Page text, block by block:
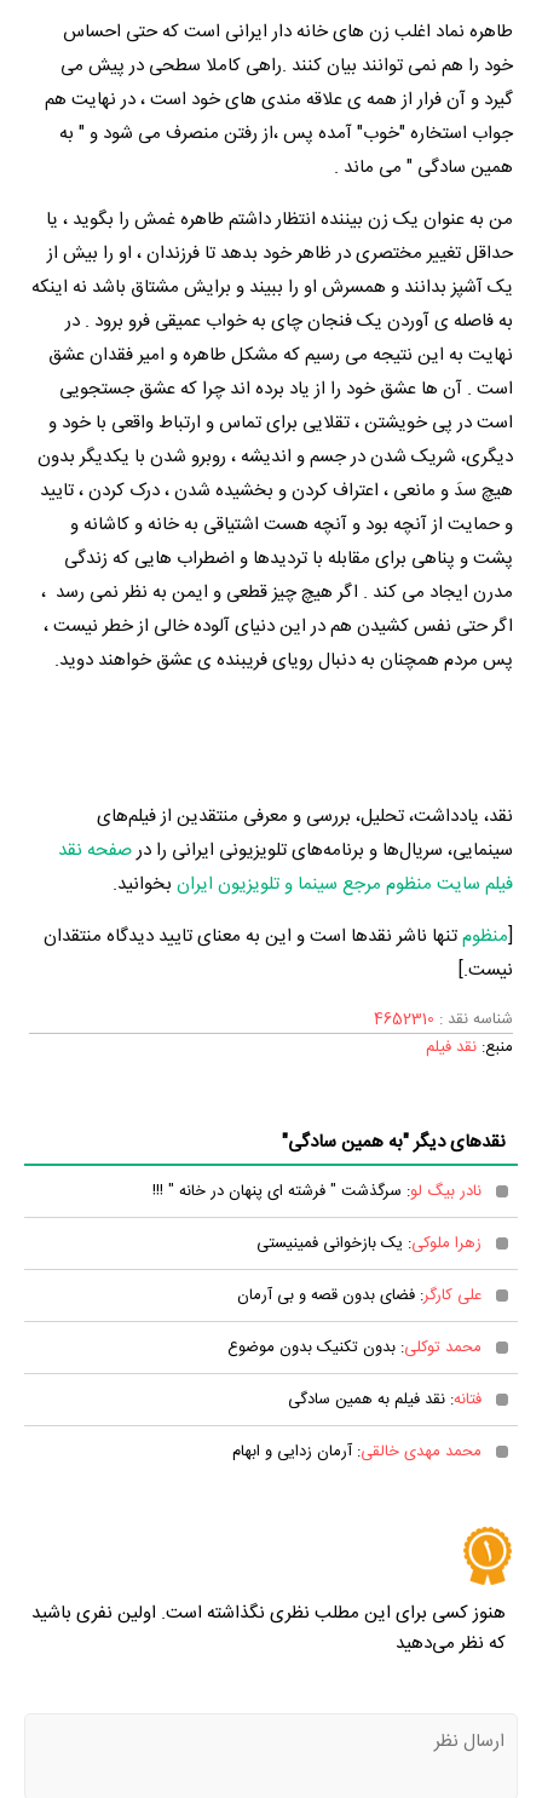
طاهره نماد اغلب زن های خانه دار ایرانی است که حتی احساس
خود را هم نمی توانند بیان کنند .راهی کاملا سطحی در پیش می
گیرد و آن فرار از همه ی علاقه مندی های خود است ، در نهایت هم
جواب استخاره "خوب" آمده پس ،از رفتن منصرف می شود و " به
همین سادگی " می ماند .
من به عنوان یک زن بیننده انتظار داشتم طاهره غمش را بگوید ، یا
حداقل تغییر مختصری در ظاهر خود بدهد تا فرزندان ، او را بیش از
یک آشپز بدانند و همسرش او را ببیند و برایش مشتاق باشد نه اینکه
به فاصله ی آوردن یک فنجان چای به خواب عمیقی فرو برود . در
نهایت به این نتیجه می رسیم که مشکل طاهره و امیر فقدان عشق
است . آن ها عشق خود را از یاد برده اند چرا که عشق جستجویی
است در پی خویشتن ، تقلایی برای تماس و ارتباط واقعی با خود و
دیگری، شریک شدن در جسم و اندیشه ، روبرو شدن با یکدیگر بدون
هیچ سدَ و مانعی ، اعتراف کردن و بخشیده شدن ، درک کردن ، تایید
و حمایت از آنچه بود و آنچه هست اشتیاقی به خانه و کاشانه و
پشت و پناهی برای مقابله با تردیدها و اضطراب هایی که زندگی
مدرن ایجاد می کند . اگر هیچ چیز قطعی و ایمن به نظر نمی رسد ،
اگر حتی نفس کشیدن هم در این دنیای آلوده خالی از خطر نیست ،
پس مردم همچنان به دنبال رویای فریبنده ی عشق خواهند دوید.
نقد، یادداشت، تحلیل، بررسی و معرفی منتقدین از فیلم‌های
سینمایی، سریال‌ها و برنامه‌های تلویزیونی ایرانی را درصفحه نقد
فیلم سایت منظوم مرجع سینما و تلویزیون ایران بخوانید.
[منظومتنها ناشر نقدها است و این به معنای تایید دیدگاه منتقدان
نیست.]
شناسه نقد : 4652310
منبع:نقد فیلم
نقدهای دیگر "به همین سادگی"
نادر بیگ لو: سرگذشت " فرشته ای پنهان در خانه " !!!
زهرا ملوکی: یک بازخوانی فمینیستی
علی کارگر: فضای بدون قصه و بی آرمان
محمد توکلی: بدون تکنیک بدون موضوع
فتانه: نقد فیلم به همین سادگی
محمد مهدی خالقی: آرمان زدایی و ابهام
هنوز کسی برای این مطلب نظری نگذاشته است. اولین نفری باشید
که نظر می‌دهید